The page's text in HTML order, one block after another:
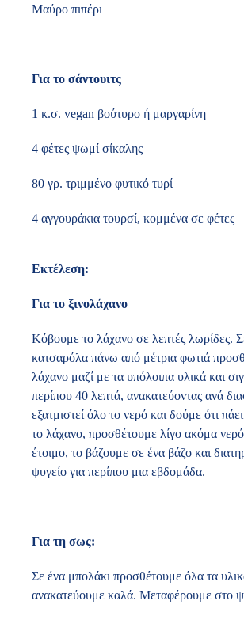
Μαύρο πιπέρι
Για το σάντουιτς
1 κ.σ. vegan βούτυρο ή μαργαρίνη
4 φέτες ψωμί σίκαλης
80 γρ. τριμμένο φυτικό τυρί
4 αγγουράκια τουρσί, κομμένα σε φέτες
Εκτέλεση:
Για το ξινολάχανο
Κόβουμε το λάχανο σε λεπτές λωρίδες.
κατσαρόλα πάνω από μέτρια φωτιά
λάχανο μαζί με τα υπόλοιπα υλικά και
περίπου 40 λεπτά, ανακατεύοντας ανά
εξατμιστεί όλο το νερό και δούμε ότι
το λάχανο, προσθέτουμε λίγο ακόμα
έτοιμο, το βάζουμε σε ένα βάζο και
ψυγείο για περίπου μια εβδομάδα.
Για τη σως:
Σε ένα μπολάκι προσθέτουμε όλα τα
ανακατεύουμε καλά. Μεταφέρουμε στο